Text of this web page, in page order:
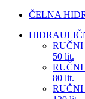
ČELNA
50 lit.
80 lit.